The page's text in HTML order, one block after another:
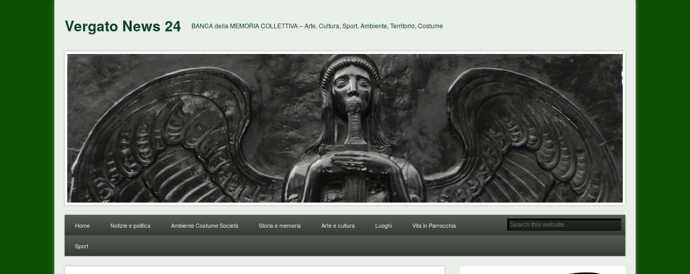
Vergato News 24 BANCA della MEMORIA COLLETTIVA – Arte, Cultura, Sport, Ambiente, Territorio, Costume
Home Notizie e politica Ambiente Costume Società Storia e memoria Arte e cultura Luoghi Vita in Parrocchia
Sport